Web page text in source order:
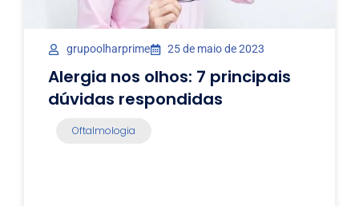
grupoolharprime 25 de maio de 2023
Alergia nos olhos: 7 principais
dúvidas respondidas
Oftalmologia